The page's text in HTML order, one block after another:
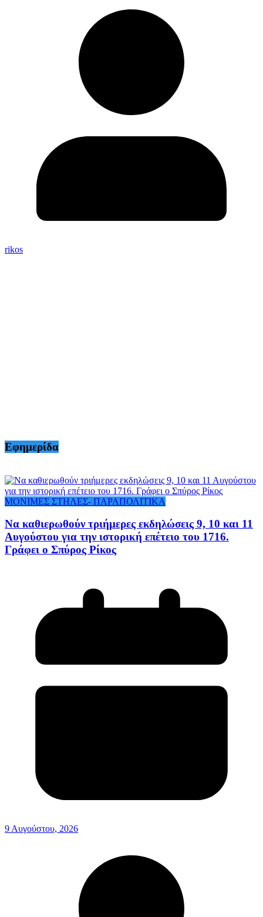
rikos
Εφημερίδα
ΜΟΝΙΜΕΣ ΣΤΗΛΕΣ- ΠΑΡΑΠΟΛΙΤΙΚΑ
Να καθιερωθούν τριήμερες εκδηλώσεις 9, 10 και 11
Αυγούστου για την ιστορική επέτειο του 1716.
Γράφει ο Σπύρος Ρίκος
9 Αυγούστου, 2026